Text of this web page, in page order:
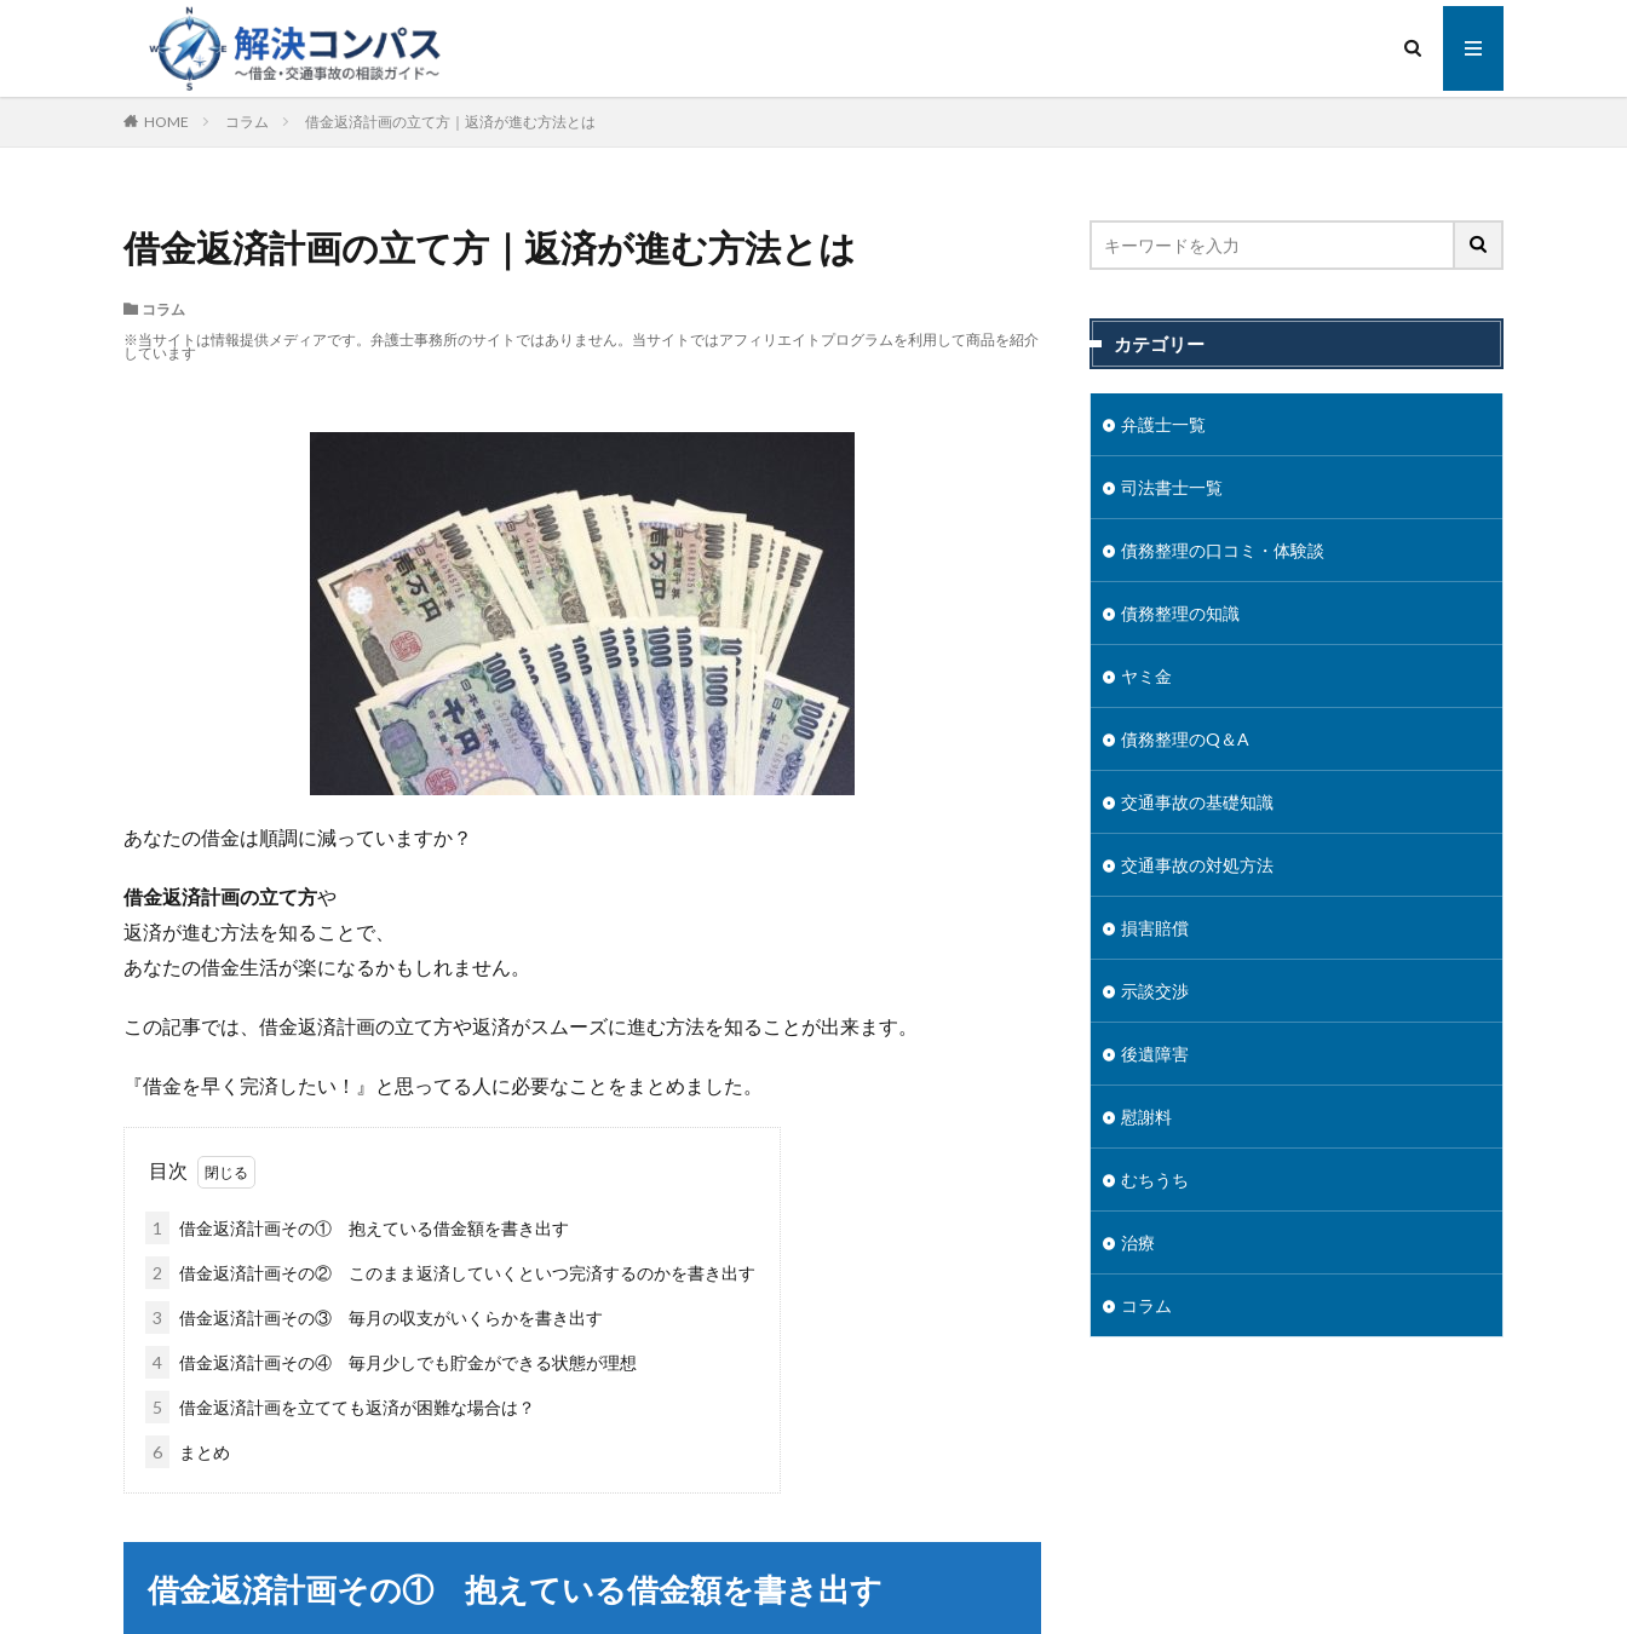
HOME コラム 借金返済計画の立て方｜返済が進む方法とは
借金返済計画の立て方｜返済が進む方法とは
コラム
※当サイトは情報提供メディアです。弁護士事務所のサイトではありません。当サイトではアフィリエイトプログラムを利用して商品を紹介
しています
あなたの借金は順調に減っていますか？
借金返済計画の立て方や
返済が進む方法を知ることで、
あなたの借金生活が楽になるかもしれません。
この記事では、借金返済計画の立て方や返済がスムーズに進む方法を知ることが出来ます。
『借金を早く完済したい！』と思ってる人に必要なことをまとめました。
目次
1 借金返済計画その① 抱えている借金額を書き出す
2 借金返済計画その② このまま返済していくといつ完済するのかを書き出す
3 借金返済計画その③ 毎月の収支がいくらかを書き出す
4 借金返済計画その④ 毎月少しでも貯金ができる状態が理想
5 借金返済計画を立てても返済が困難な場合は？
6 まとめ
借金返済計画その① 抱えている借金額を書き出す
カテゴリー
弁護士一覧
司法書士一覧
債務整理の口コミ・体験談
債務整理の知識
ヤミ金
債務整理のQ＆A
交通事故の基礎知識
交通事故の対処方法
損害賠償
示談交渉
後遺障害
慰謝料
むちうち
治療
コラム